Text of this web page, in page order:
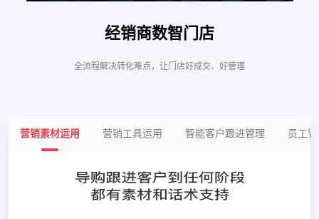
经销商数智门店
全流程解决转化难点，让门店好成交、好管理
营销素材运用 营销工具运用 智能客户跟进管理 员工